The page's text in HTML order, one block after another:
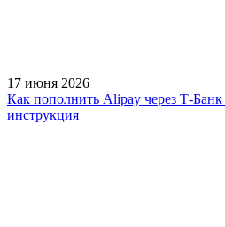
17 июня 2026
Как пополнить Alipay через Т-
инструкция